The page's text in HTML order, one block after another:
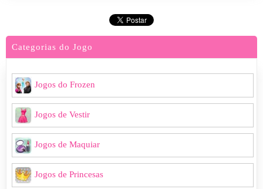
Categorias do Jogo
Jogos do Frozen
Jogos de Vestir
Jogos de Maquiar
Jogos de Princesas